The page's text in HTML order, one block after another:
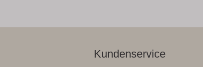
Kundenservice